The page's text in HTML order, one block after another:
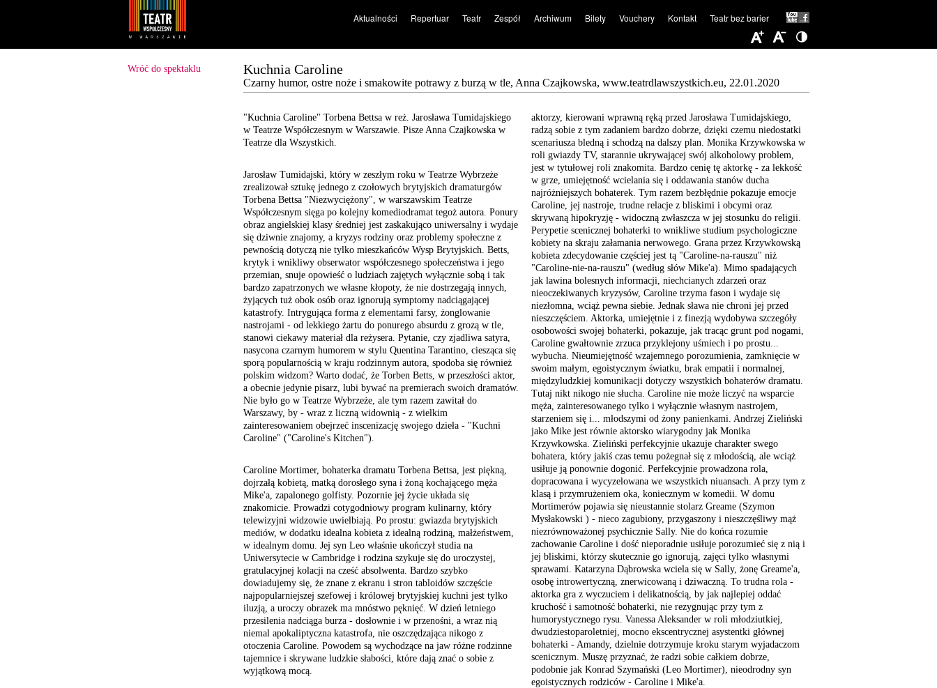
Aktualności Repertuar Teatr Zespół Archiwum Bilety Vouchery Kontakt Teatr bez barier
Wróć do spektaklu Kuchnia Caroline
Czarny humor, ostre noże i smakowite potrawy z burzą w tle, Anna Czajkowska, www.teatrdlawszystkich.eu, 22.01.2020
"Kuchnia Caroline" Torbena Bettsa w reż. Jarosława Tumidajskiego
w Teatrze Współczesnym w Warszawie. Pisze Anna Czajkowska w
Teatrze dla Wszystkich.
Jarosław Tumidajski, który w zeszłym roku w Teatrze Wybrzeże
zrealizował sztukę jednego z czołowych brytyjskich dramaturgów
Torbena Bettsa "Niezwyciężony", w warszawskim Teatrze
Współczesnym sięga po kolejny komediodramat tegoż autora. Ponury
obraz angielskiej klasy średniej jest zaskakująco uniwersalny i wydaje
się dziwnie znajomy, a kryzys rodziny oraz problemy społeczne z
pewnością dotyczą nie tylko mieszkańców Wysp Brytyjskich. Betts,
krytyk i wnikliwy obserwator współczesnego społeczeństwa i jego
przemian, snuje opowieść o ludziach zajętych wyłącznie sobą i tak
bardzo zapatrzonych we własne kłopoty, że nie dostrzegają innych,
żyjących tuż obok osób oraz ignorują symptomy nadciągającej
katastrofy. Intrygująca forma z elementami farsy, żonglowanie
nastrojami - od lekkiego żartu do ponurego absurdu z grozą w tle,
stanowi ciekawy materiał dla reżysera. Pytanie, czy zjadliwa satyra,
nasycona czarnym humorem w stylu Quentina Tarantino, ciesząca się
sporą popularnością w kraju rodzinnym autora, spodoba się również
polskim widzom? Warto dodać, że Torben Betts, w przeszłości aktor,
a obecnie jedynie pisarz, lubi bywać na premierach swoich dramatów.
Nie było go w Teatrze Wybrzeże, ale tym razem zawitał do
Warszawy, by - wraz z liczną widownią - z wielkim
zainteresowaniem obejrzeć inscenizację swojego dzieła - "Kuchni
Caroline" ("Caroline's Kitchen").
Caroline Mortimer, bohaterka dramatu Torbena Bettsa, jest piękną,
dojrzałą kobietą, matką dorosłego syna i żoną kochającego męża
Mike'a, zapalonego golfisty. Pozornie jej życie układa się
znakomicie. Prowadzi cotygodniowy program kulinarny, który
telewizyjni widzowie uwielbiają. Po prostu: gwiazda brytyjskich
mediów, w dodatku idealna kobieta z idealną rodziną, małżeństwem,
w idealnym domu. Jej syn Leo właśnie ukończył studia na
Uniwersytecie w Cambridge i rodzina szykuje się do uroczystej,
gratulacyjnej kolacji na cześć absolwenta. Bardzo szybko
dowiadujemy się, że znane z ekranu i stron tabloidów szczęście
najpopularniejszej szefowej i królowej brytyjskiej kuchni jest tylko
iluzją, a uroczy obrazek ma mnóstwo pęknięć. W dzień letniego
przesilenia nadciąga burza - dosłownie i w przenośni, a wraz nią
niemal apokaliptyczna katastrofa, nie oszczędzająca nikogo z
otoczenia Caroline. Powodem są wychodzące na jaw różne rodzinne
tajemnice i skrywane ludzkie słabości, które dają znać o sobie z
wyjątkową mocą.
aktorzy, kierowani wprawną ręką przed Jarosława Tumidajskiego,
radzą sobie z tym zadaniem bardzo dobrze, dzięki czemu niedostatki
scenariusza bledną i schodzą na dalszy plan. Monika Krzywkowska w
roli gwiazdy TV, starannie ukrywającej swój alkoholowy problem,
jest w tytułowej roli znakomita. Bardzo cenię tę aktorkę - za lekkość
w grze, umiejętność wcielania się i oddawania stanów ducha
najróżniejszych bohaterek. Tym razem bezbłędnie pokazuje emocje
Caroline, jej nastroje, trudne relacje z bliskimi i obcymi oraz
skrywaną hipokryzję - widoczną zwłaszcza w jej stosunku do religii.
Perypetie scenicznej bohaterki to wnikliwe studium psychologiczne
kobiety na skraju załamania nerwowego. Grana przez Krzywkowską
kobieta zdecydowanie częściej jest tą "Caroline-na-rauszu" niż
"Caroline-nie-na-rauszu" (według słów Mike'a). Mimo spadających
jak lawina bolesnych informacji, niechcianych zdarzeń oraz
nieoczekiwanych kryzysów, Caroline trzyma fason i wydaje się
niezłomna, wciąż pewna siebie. Jednak sława nie chroni jej przed
nieszczęściem. Aktorka, umiejętnie i z finezją wydobywa szczegóły
osobowości swojej bohaterki, pokazuje, jak tracąc grunt pod nogami,
Caroline gwałtownie zrzuca przyklejony uśmiech i po prostu...
wybucha. Nieumiejętność wzajemnego porozumienia, zamknięcie w
swoim małym, egoistycznym światku, brak empatii i normalnej,
międzyludzkiej komunikacji dotyczy wszystkich bohaterów dramatu.
Tutaj nikt nikogo nie słucha. Caroline nie może liczyć na wsparcie
męża, zainteresowanego tylko i wyłącznie własnym nastrojem,
starzeniem się i... młodszymi od żony panienkami. Andrzej Zieliński
jako Mike jest równie aktorsko wiarygodny jak Monika
Krzywkowska. Zieliński perfekcyjnie ukazuje charakter swego
bohatera, który jakiś czas temu pożegnał się z młodością, ale wciąż
usiłuje ją ponownie dogonić. Perfekcyjnie prowadzona rola,
dopracowana i wycyzelowana we wszystkich niuansach. A przy tym z
klasą i przymrużeniem oka, koniecznym w komedii. W domu
Mortimerów pojawia się nieustannie stolarz Greame (Szymon
Mysłakowski ) - nieco zagubiony, przygaszony i nieszczęśliwy mąż
niezrównoważonej psychicznie Sally. Nie do końca rozumie
zachowanie Caroline i dość nieporadnie usiłuje porozumieć się z nią i
jej bliskimi, którzy skutecznie go ignorują, zajęci tylko własnymi
sprawami. Katarzyna Dąbrowska wciela się w Sally, żonę Greame'a,
osobę introwertyczną, znerwicowaną i dziwaczną. To trudna rola -
aktorka gra z wyczuciem i delikatnością, by jak najlepiej oddać
kruchość i samotność bohaterki, nie rezygnując przy tym z
humorystycznego rysu. Vanessa Aleksander w roli młodziutkiej,
dwudziestoparoletniej, mocno ekscentrycznej asystentki głównej
bohaterki - Amandy, dzielnie dotrzymuje kroku starym wyjadaczom
scenicznym. Muszę przyznać, że radzi sobie całkiem dobrze,
podobnie jak Konrad Szymański (Leo Mortimer), nieodrodny syn
egoistycznych rodziców - Caroline i Mike'a.